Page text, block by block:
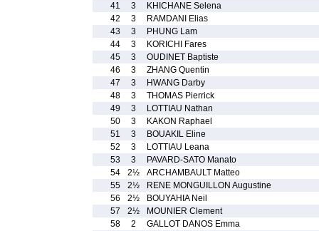
41
3
KHICHANE Selena
42
3
RAMDANI Elias
43
3
PHUNG Lam
44
3
KORICHI Fares
45
3
OUDINET Baptiste
46
3
ZHANG Quentin
47
3
HWANG Darby
48
3
THOMAS Pierrick
49
3
LOTTIAU Nathan
50
3
KAKON Raphael
51
3
BOUAKIL Eline
52
3
LOTTIAU Leana
53
3
PAVARD-SATO Manato
54
2½
ARCHAMBAULT Matteo
55
2½
RENE MONGUILLON Augustine
56
2½
BOUYAHIA Neil
57
2½
MOUNIER Clement
58
2
GALLOT DANOS Emma